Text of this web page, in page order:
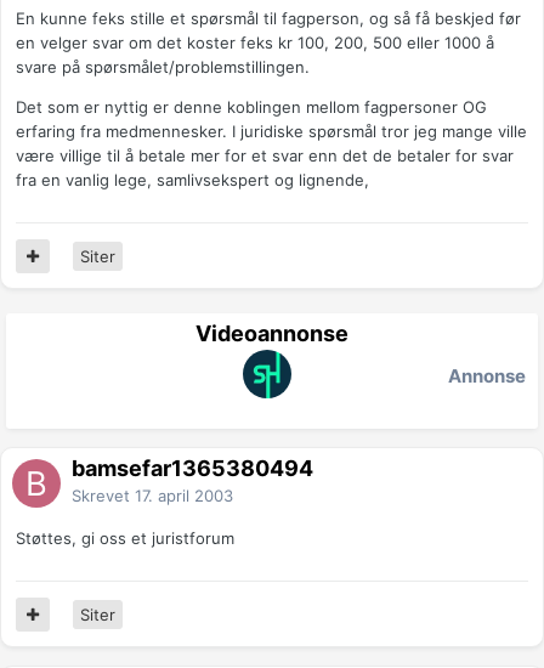
En kunne feks stille et spørsmål til fagperson, og så få beskjed før
en velger svar om det koster feks kr 100, 200, 500 eller 1000 å
svare på spørsmålet/problemstillingen.
Det som er nyttig er denne koblingen mellom fagpersoner OG
erfaring fra medmennesker. I juridiske spørsmål tror jeg mange ville
være villige til å betale mer for et svar enn det de betaler for svar
fra en vanlig lege, samlivsekspert og lignende,
Siter
Videoannonse
Annonse
bamsefar1365380494
Skrevet 17. april 2003
Støttes, gi oss et juristforum
Siter